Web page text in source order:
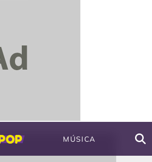
MÚSICA